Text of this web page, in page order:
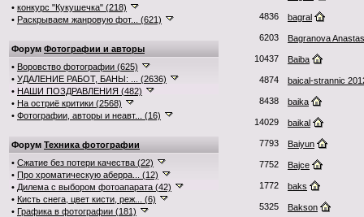
• конкурс "Кукушечка" (218)
• Раскрываем жанровую фот... (621)
Форум Фотографии и авторы
• Воровство фотографии (625)
• УДАЛЕНИЕ РАБОТ, БАНЫ: ... (2636)
• НАШИ ПОЗДРАВЛЕНИЯ (482)
• На остриё критики (2568)
• Фотографии, авторы и неавт... (16)
Форум Техника фотографии
• Сжатие без потери качества (22)
• Про хроматическую аберра... (12)
• Дилема с выбором фотоапарата (42)
• Кисть снега, цвет кисти, реж... (6)
• Графика в фотографии (181)
4836 bagral
6203 Bagranova
10437 Baiba
4874 baical-strannic
8438 baika
14029 baikal
7793 Baiyun
7752 Bajce
1772 baks
5325 Bakson